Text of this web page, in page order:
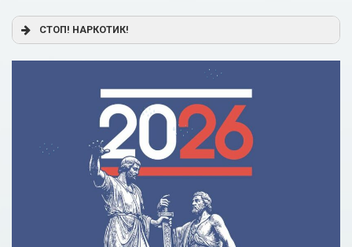
Постановление Правительства РФ от 17.11.2025 г. № 1824
«О государственной поддержке образовательного
кредитования»
Распоряжение Правительства РФ от 17.11.2025 г. № 3326-
р
Образовательное кредитование: пособие для студентов
СПО
Кредит на образование с господдержкой
Причины для изменения условий по образовательному
кредиту
СТОП! НАРКОТИК!
Помощь родителям
Сделай правильный выбор